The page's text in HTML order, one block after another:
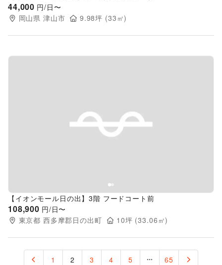
44,000 円/日〜
岡山県 津山市 9.98坪 (33 ㎡)
Previous slide
【イオンモール日の出】3階 フードコート前
108,900 円/日〜
東京都 西多摩郡日の出町 10坪 (33.06 ㎡)
1 2 3 4 5 65